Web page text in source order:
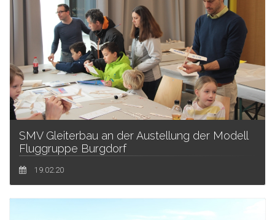
SMV Gleiterbau an der Austellung der Modell
Fluggruppe Burgdorf
19.02.20